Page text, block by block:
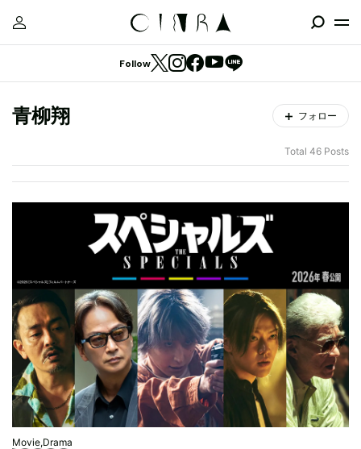
Follow
青柳翔 フォロー
Total 46 Posts
Movie,Drama